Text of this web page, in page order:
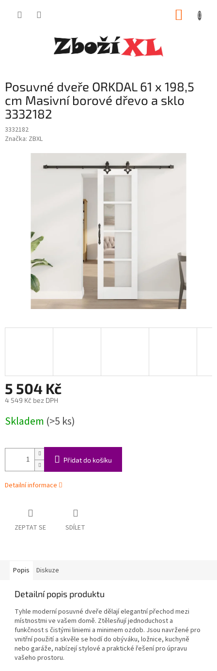
Posuvné dveře ORKDAL 61 x 198,5
cm Masivní borové dřevo a sklo
3332182
3332182
Značka: ZBXL
5 504 Kč
4 549 Kč bez DPH
cena:
Skladem (>5 ks)
Přidat do košíku
Detailní informace
ZEPTAT SE SDÍLET
Popis Diskuze
Detailní popis produktu
Tyhle moderní posuvné dveře dělají elegantní přechod mezi
místnostmi ve vašem domě. Ztělesňují jednoduchost a
funkčnost s čistými liniemi a minimem ozdob. Jsou navržené pro
vnitřní použití a skvěle se hodí do obýváku, ložnice, kuchyně
nebo garáže, nabízejí stylové a praktické řešení pro úpravu
vašeho prostoru.